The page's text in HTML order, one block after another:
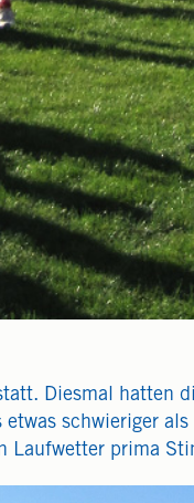
Diesmal hatten
schwieriger
Laufwetter prima